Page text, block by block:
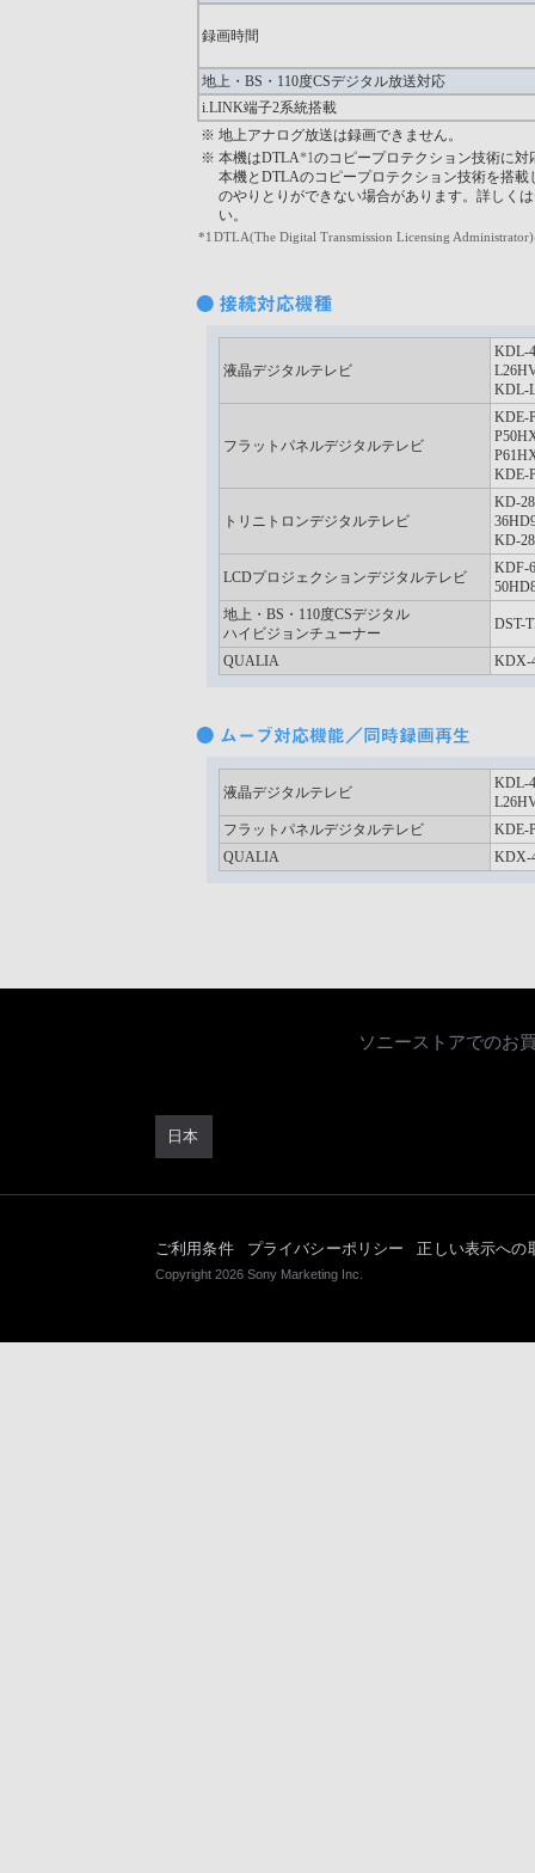
録画時間
地上・BS・110度CSデジタル放送対応
i.LINK端子2系統搭載
※ 地上アナログ放送は録画できません。
※ 本機はDTLA*1のコピープロテクション技術に対
本機とDTLAのコピープロテクション技術を搭
のやりとりができない場合があります。詳しく
い。
*1 DTLA(The Digital Transmission Licensing
液晶デジタルテレビ
KDL-
KDL-
フラットパネルデジタルテレビ
KDE-
KDE-
トリニトロンデジタルテレビ
KD-
KD-
LCDプロジェクションデジタルテレビ
KDF-
地上・BS・110度CSデジタル
ハイビジョンチューナー
DST-
QUALIA KDX-
液晶デジタルテレビ
KDL-
フラットパネルデジタルテレビ
KDE-
QUALIA
KDX-
ソニーストアでのお
日本
ご利用条件 プライバシーポリシー 正しい表示への
Copyright 2026 Sony Marketing Inc.